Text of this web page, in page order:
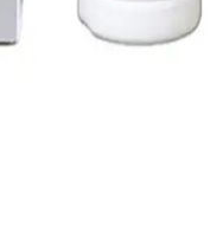
Fırça